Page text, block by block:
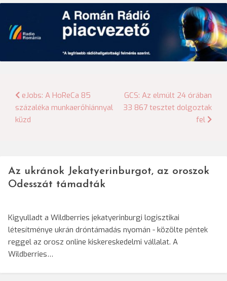
Bejegyzés
navigáció
eJobs: A HoReCa 85
százaléka munkaerőhiánnyal
küzd
GCS: Az elmúlt 24 órában
33 867 tesztet dolgoztak
fel
Az ukránok Jekatyerinburgot, az oroszok
Odesszát támadták
Kigyulladt a Wildberries jekatyerinburgi logisztikai
létesítménye ukrán dróntámadás nyomán - közölte péntek
reggel az orosz online kiskereskedelmi vállalat. A
Wildberries…